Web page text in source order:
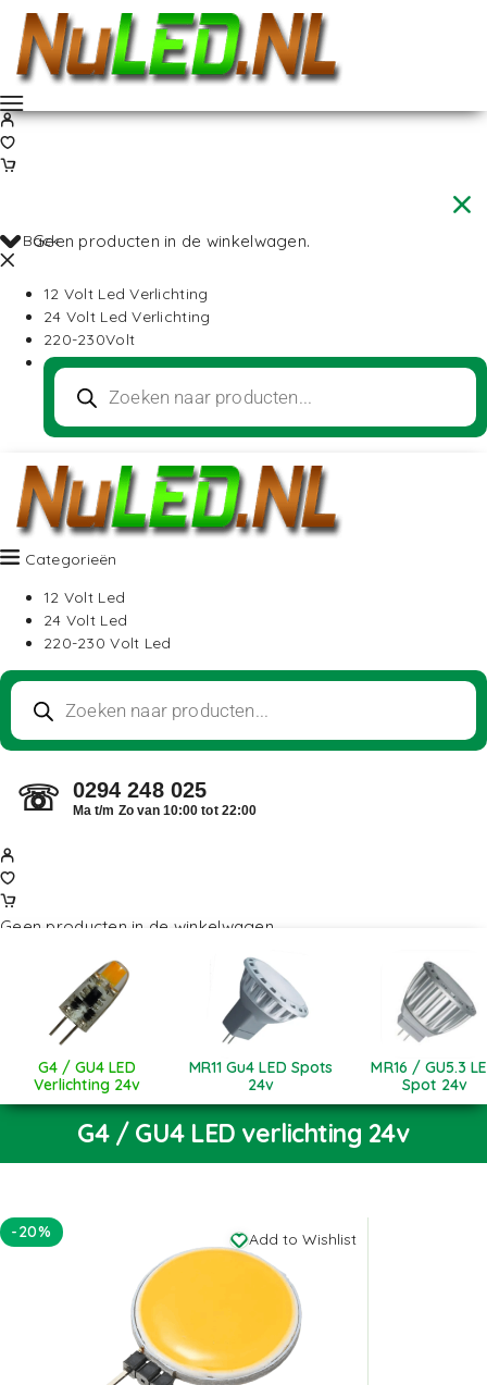
Geen producten in de winkelwagen.
Back
12 Volt Led Verlichting
24 Volt Led Verlichting
220-230Volt
Categorieën
12 Volt Led
24 Volt Led
220-230 Volt Led
☏ 0294 248 025
Ma t/m Zo van 10:00 tot 22:00
Geen producten in de winkelwagen.
G4 / GU4 LED
Verlichting 24v
MR11 Gu4 LED Spots
24v
MR16 / GU5.3
Spot 24v
G4 / GU4 LED verlichting 24v
-20% Add to Wishlist